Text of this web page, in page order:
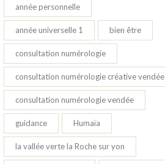
année personnelle
année universelle 1 bien être
consultation numérologie
consultation numérologie créative vendée
consultation numérologie vendée
guidance Humaïa
la vallée verte la Roche sur yon